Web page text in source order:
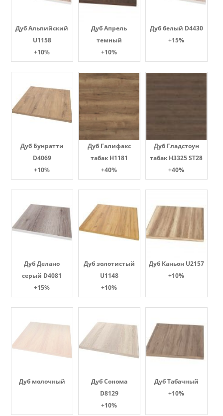
Дуб Альпийский
U1158
+10%
Дуб Апрель
темный
+10%
Дуб белый D4430
+15%
Дуб Бунратти
D4069
+10%
Дуб Галифакс
табак Н1181
+40%
Дуб Гладстоун
табак H3325 ST28
+40%
Дуб Делано
серый D4081
+15%
Дуб золотистый
U1148
+10%
Дуб Каньон U2157
+10%
Дуб молочный
Дуб Сонома
D8129
+10%
Дуб Табачный
+10%